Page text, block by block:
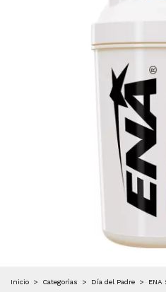
Inicio > Categorìas > Día del Padre > ENA